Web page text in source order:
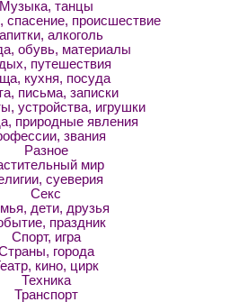
Музыка, танцы
спасение, происшествие
алкоголь
обувь, материалы
путешествия
кухня, посуда
письма, записки
устройства, игрушки
природные явления
звания
Разное
мир
суеверия
Секс
дети, друзья
праздник
Спорт, игра
города
кино, цирк
Техника
Транспорт